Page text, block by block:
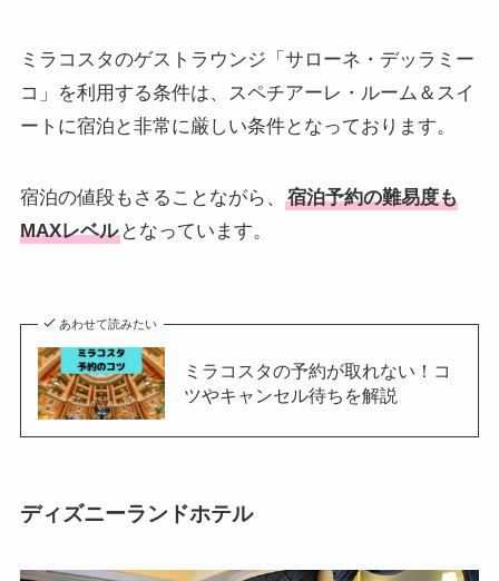
ミラコスタのゲストラウンジ「サローネ・デッラミー
コ」を利用する条件は、スペチアーレ・ルーム＆スイ
ートに宿泊と非常に厳しい条件となっております。
宿泊の値段もさることながら、
宿泊予約の難易度も
MAXレベルとなっています。
あわせて読みたい
ミラコスタの予約が取れない！コ
ツやキャンセル待ちを解説
ディズニーランドホテル